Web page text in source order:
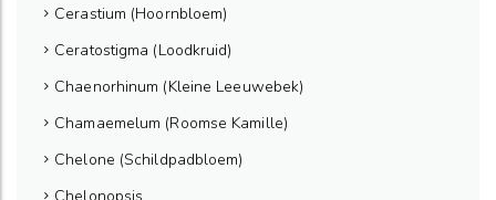
Cerastium (Hoornbloem)
Ceratostigma (Loodkruid)
Chaenorhinum (Kleine Leeuwebek)
Chamaemelum (Roomse Kamille)
Chelone (Schildpadbloem)